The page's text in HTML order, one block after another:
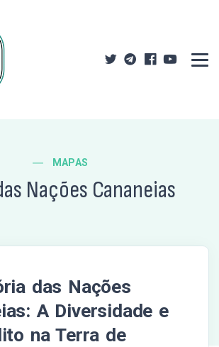
MAPAS
Nações Cananeias
das Nações
A Diversidade e
na Terra de